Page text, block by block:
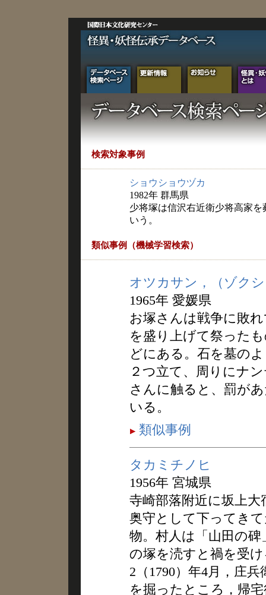
検索対象事例
ショウショウヅカ
1982年 群馬県
少将塚は信沢右近衛少将高家
いう。
類似事例（機械学習検索）
オツカサン，（ゾク
1965年 愛媛県
お塚さんは戦争に敗
を盛り上げて祭った
どにある。石を墓の
２つ立て、周りにナ
さんに触ると、罰が
いる。
類似事例
タカミチノヒ
1956年 宮城県
寺崎部落附近に坂上
奥守として下ってき
物。村人は「山田の
の塚を涜すと禍を受
2（1790）年4月，庄
を掘ったところ，帰